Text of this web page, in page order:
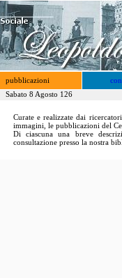
pubblicazioni
Sabato 8 Agosto 126
Curate e realizzate dai
immagini, le pubblicazioni del
Di ciascuna una breve
consultazione presso la nostra